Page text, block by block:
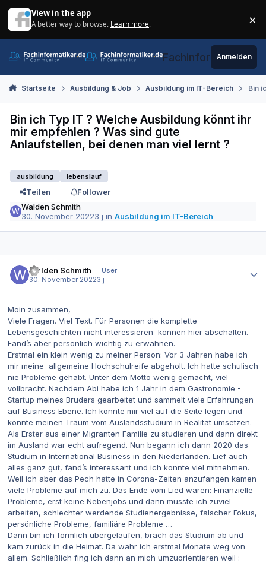
View in the app
A better way to browse. Learn more. ×
Fachinformatiker.de
Anmelden
Startseite Ausbildung & Job Ausbildung im IT-Bereich Bin
Bin ich Typ IT ? Welche Ausbildung könnt ihr
mir empfehlen ? Was sind gute
Anlaufstellen, bei denen man viel lernt ?
ausbildung lebenslauf
Teilen
Follower
Walden Schmith
30. November 20223 j inAusbildung im IT-Bereich
Walden Schmith
User
30. November 20223 j
Moin zusammen,
Viele Fragen. Viel Text. Für Personen die komplette
Lebensgeschichten nicht interessieren können hier abschalten.
Fand’s aber persönlich wichtig zu erwähnen.
Erstmal ein klein wenig zu meiner Person: Vor 3 Jahren habe ich
mir meine allgemeine Hochschulreife abgeholt. Ich hatte schulisch
nie Probleme gehabt. Unter dem Motto wenig gemacht, viel
vollbracht. Nachdem Abi habe ich 1 Jahr in dem Gastronomie -
Startup meines Bruders gearbeitet und sammelt viele Erfahrungen
auf Business Ebene. Ich konnte mir viel auf die Seite legen und
konnte meinen Traum vom Auslandsstudium in Realität umsetzen.
Als Erster aus einer Migranten Familie zu studieren und dann direkt
im Ausland war echt aufregend. Nun begann ich dann 2020 das
Studium in International Business in den Niederlanden. Lief auch
alles ganz gut, fand’s interessant und ich konnte viel mitnehmen.
Weil ich aber das Pech hatte in Corona-Zeiten anzufangen kamen
viele Probleme auf mich zu. Das Ende vom Lied waren: Finanzielle
Probleme, erst keine Nebenjobs und dann musste ich zuviel
arbeiten, schlechter werdende Studienergebnisse, falscher Fokus,
persönliche Probleme, familiäre Probleme …
Dann bin ich förmlich übergelaufen, brach das Studium ab und
kam zurück in die Heimat. Da wahr ich erstmal Monate weg von
allem. Schließlich fing ich dann an mich umzuorientieren weil :